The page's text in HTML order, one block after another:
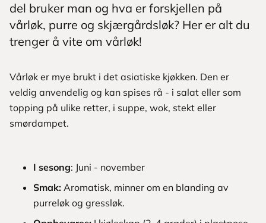
del bruker man og hva er forskjellen på
vårløk, purre og skjærgårdsløk? Her er alt du
trenger å vite om vårløk!
Vårløk er mye brukt i det asiatiske kjøkken. Den er
veldig anvendelig og kan spises rå - i salat eller som
topping på ulike retter, i suppe, wok, stekt eller
smørdampet.
I sesong: Juni - november
Smak: Aromatisk, minner om en blanding av
purreløk og gressløk.